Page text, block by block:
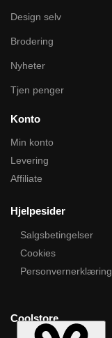
Design selv
Brodering
Nyheter
Tjen penger
Konto
Min konto
Levering
Affiliate
Hjelpesider
Salgsbetingelser
Cookies
Personvernerklæring
Coolstore